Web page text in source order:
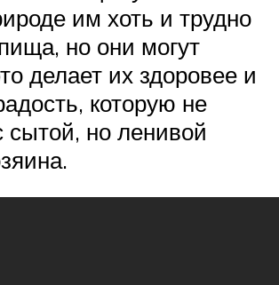
им хоть и трудно
но они могут
делает их здоровее и
которую не
сытой, но ленивой